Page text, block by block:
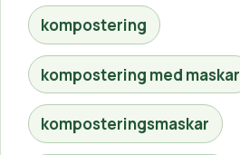
kompostering
kompostering med maskar
komposteringsmaskar